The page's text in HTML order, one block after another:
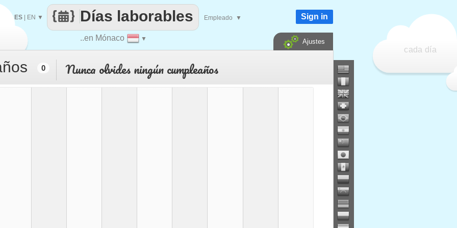
cada día
..en Mónaco ▼
Días laborables
ES EN ▼ Empleado ▼ Sign in
Ajustes
0 Nunca olvides ningún cumpleaños